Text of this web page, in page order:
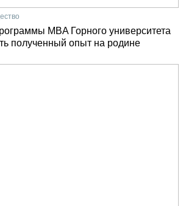
MBA Горного университета
полученный опыт на родине